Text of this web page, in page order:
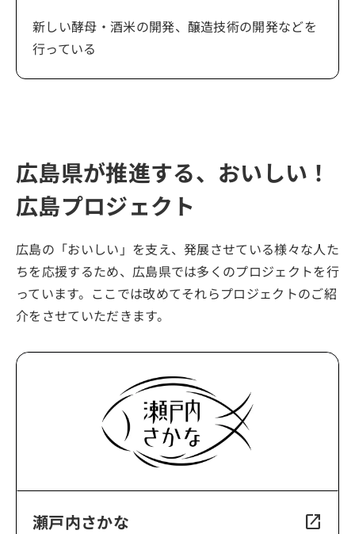
新しい酵母・酒米の開発、醸造技術の開発などを
行っている
広島県が推進する、おいしい！
広島プロジェクト
広島の「おいしい」を支え、発展させている様々な人た
ちを応援するため、広島県では多くのプロジェクトを行
っています。ここでは改めてそれらプロジェクトのご紹
介をさせていただきます。
瀬戸内さかな open_in_new